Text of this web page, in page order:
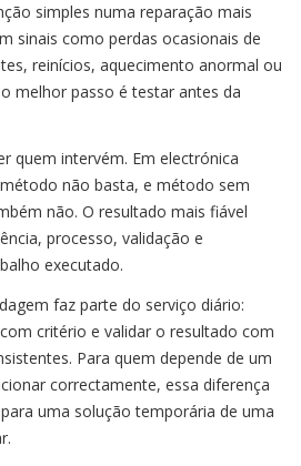
simples numa reparação mais
sinais como perdas ocasionais de
reinícios, aquecimento anormal ou
melhor passo é testar antes da
quem intervém. Em electrónica
não basta, e método sem
não. O resultado mais fiável
processo, validação e
executado.
faz parte do serviço diário:
critério e validar o resultado com
Para quem depende de um
correctamente, essa diferença
uma solução temporária de uma